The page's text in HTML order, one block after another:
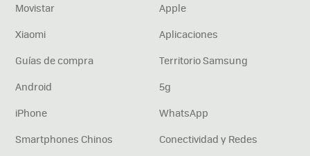
Movistar
Apple
Xiaomi
Aplicaciones
Guías de compra
Territorio Samsung
Android
5g
iPhone
WhatsApp
Smartphones Chinos
Conectividad y Redes